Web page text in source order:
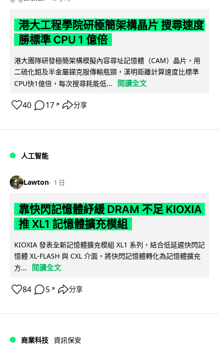
港大工程學院研極簡架構晶片 搜尋速度
勝標準 CPU 1 億倍
港大團隊研發極簡架構模擬內容尋址記憶體（CAM）晶片，用
二硫化鉬及半金屬銻克服傳輸瓶頸，漢明距離計算速度比標準
CPU快1億倍，每次搜尋耗能低...
閱讀全文
40 17 ↗ 分享
人工智能
Lawton 1 日
靠快閃記憶體紓緩 DRAM 不足 KIOXIA
推 XL1 記憶體擴充模組
KIOXIA 發表全新記憶體擴充模組 XL1 系列，結合低延遲快閃記
憶體 XL-FLASH 與 CXL 介面，將快閃記憶體轉化為記憶體擴充
方...
閱讀全文
84 5 ↗ 分享
商業科技 資訊保安